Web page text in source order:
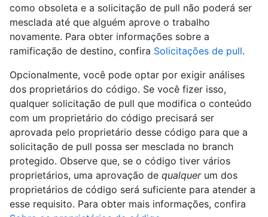
como obsoleta e a solicitação de pull não poderá ser
mesclada até que alguém aprove o trabalho
novamente. Para obter informações sobre a
ramificação de destino, confira Solicitações de pull.
Opcionalmente, você pode optar por exigir análises
dos proprietários do código. Se você fizer isso,
qualquer solicitação de pull que modifica o conteúdo
com um proprietário do código precisará ser
aprovada pelo proprietário desse código para que a
solicitação de pull possa ser mesclada no branch
protegido. Observe que, se o código tiver vários
proprietários, uma aprovação de qualquerum dos
proprietários de código será suficiente para atender a
esse requisito. Para obter mais informações, confira